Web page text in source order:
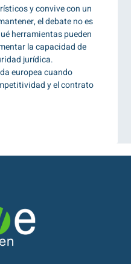
y convive con un
el debate no es
herramientas pueden
la capacidad de
jurídica.
europea cuando
y el contrato